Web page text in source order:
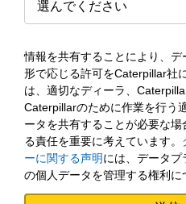
情報を共有することにより、
形で応じる許可をCaterpillar社
は、適切なディーラ、
Caterpillarのために作業を行う
ータを共有することが必要な
る責任を重要に考えています。
ーに関する声明には、データプ
の個人データを管理する権利に